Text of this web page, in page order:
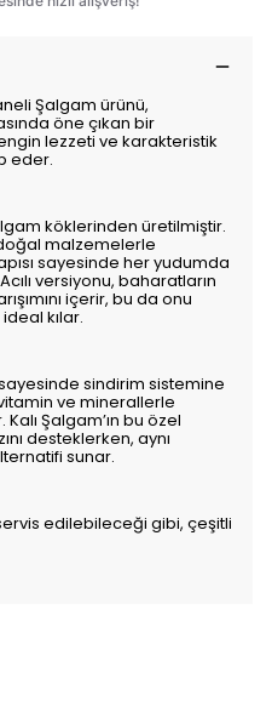
Şalgam ürünü,
öne çıkan bir
lezzeti ve karakteristik
eder.
köklerinden üretilmiştir.
malzemelerle
sayesinde her yudumda
versiyonu, baharatların
içerir, bu da onu
kılar.
sindirim sistemine
ve minerallerle
Şalgam’ın bu özel
desteklerken, aynı
sunar.
edilebileceği gibi, çeşitli